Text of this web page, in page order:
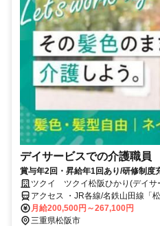
デイサービスでの介護職員
賞与年2回・昇給年1回あり/研修制度
ビス/介護職員求人】
ツクイ ツクイ松阪ひかり(デイサ
アクセス ・JR各線/名鉄山田線「
塚古墳公園前」下車徒歩約2分 ・
分
月給200,500円～267,100円
三重県松阪市